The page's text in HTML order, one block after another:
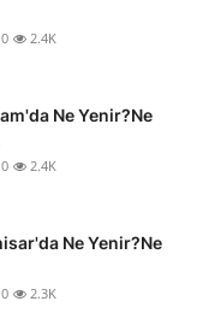
0 2.4K
Ne Yenir?Ne
0 2.4K
Ne Yenir?Ne
0 2.3K